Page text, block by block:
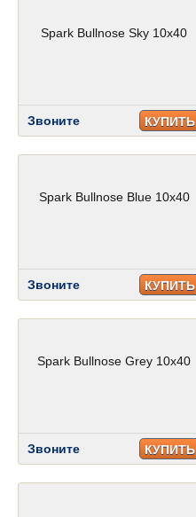
Spark Bullnose Sky 10x40
Звоните КУПИТЬ
Spark Bullnose Blue 10x40
Звоните КУПИТЬ
Spark Bullnose Grey 10x40
Звоните КУПИТЬ